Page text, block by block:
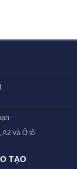
A2 và Ô tô
TẠO